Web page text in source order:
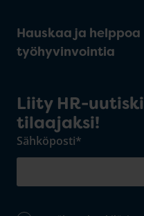
Hauskaa ja helppoa
työhyvinvointia
Liity HR-
tilaajaksi!
Sähköposti*